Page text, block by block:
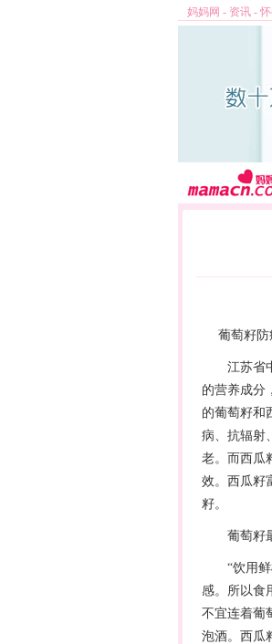
妈妈网 - 资讯 -
葡萄籽防
江苏省中
的营养成分
的葡萄籽和
病、抗辐射
老。而西瓜
效。西瓜籽
籽。
葡萄籽最
“饮用鲜
感。所以食
不宜连着葡
泡酒。西瓜